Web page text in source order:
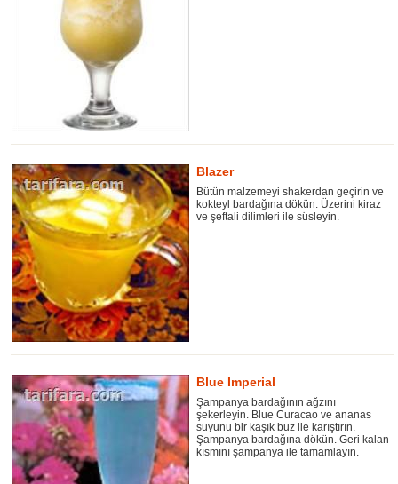
Blazer
Bütün malzemeyi shakerdan geçirin ve
kokteyl bardağına dökün. Üzerini kiraz
ve şeftali dilimleri ile süsleyin.
Blue Imperial
Şampanya bardağının ağzını
şekerleyin. Blue Curacao ve ananas
suyunu bir kaşık buz ile karıştırın.
Şampanya bardağına dökün. Geri kalan
kısmını şampanya ile tamamlayın.